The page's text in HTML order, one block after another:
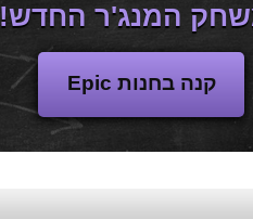
קנה בחנות Epic